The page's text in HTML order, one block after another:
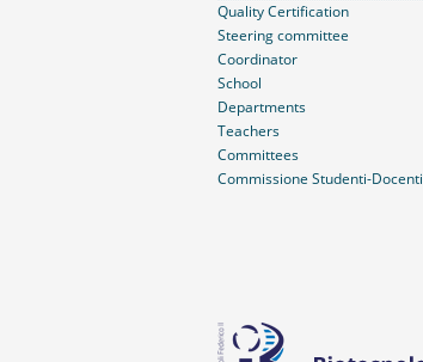
Quality Certification
Steering committee
Coordinator
School
Departments
Teachers
Committees
Commissione Studenti-Docenti